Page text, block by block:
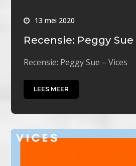
13 mei 2020
Recensie: Peggy Sue
Recensie: Peggy Sue – Vices
LEES MEER